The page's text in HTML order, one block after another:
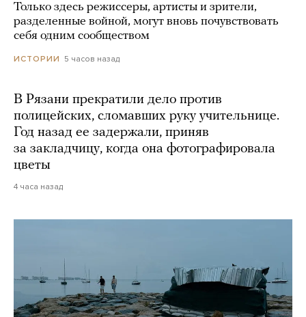
Только здесь режиссеры, артисты и зрители,
разделенные войной, могут вновь почувствовать
себя одним сообществом
ИСТОРИИ 5 часов назад
В Рязани прекратили дело против
полицейских, сломавших руку учительнице.
Год назад ее задержали, приняв
за закладчицу, когда она фотографировала
цветы
4 часа назад